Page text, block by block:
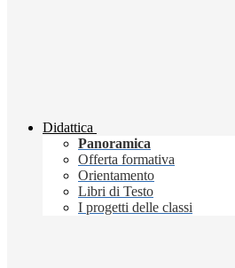
Didattica
Panoramica
Offerta formativa
Orientamento
Libri di Testo
I progetti delle classi